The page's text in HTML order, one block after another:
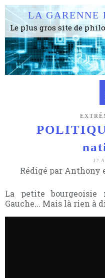
LA GARENNE
12
Rédigé par Anthony
La petite
Gauche... Mais là rien à